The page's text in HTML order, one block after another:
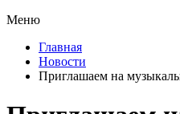
Меню
Главная
Новости
Приглашаем на